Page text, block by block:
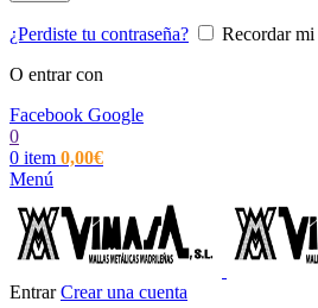
¿Perdiste tu contraseña?
Recordar mi
O entrar con
Facebook Google
0
0 item 0,00€
Menú
EntrarCrear una cuenta